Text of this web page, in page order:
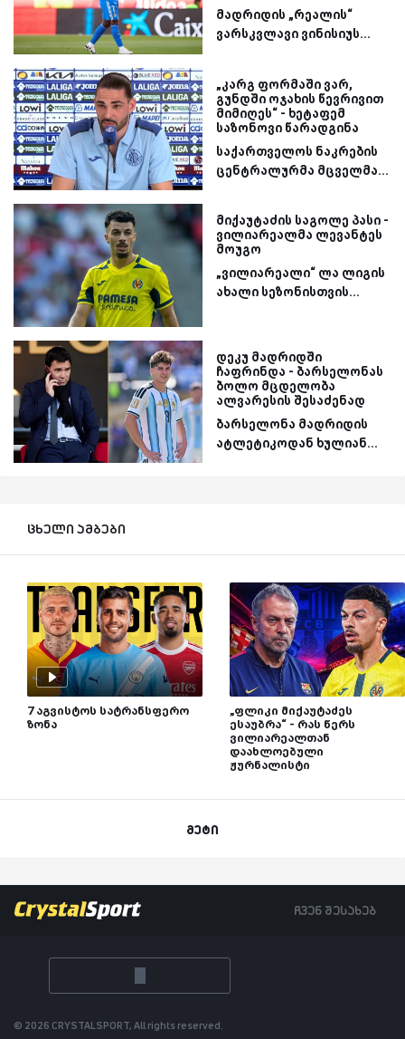
მადრიდის „რეალის“
ვარსკვლავი ვინისიუს...
„კარგ ფორმაში ვარ,
გუნდში ოჯახის წევრივით
მიმიღეს“ - ხეტაფემ
საზონოვი წარადგინა
საქართველოს ნაკრების
ცენტრალურმა მცველმა...
მიქაუტაძის საგოლე პასი -
ვილიარეალმა ლევანტეს
მოუგო
„ვილიარეალი“ ლა ლიგის
ახალი სეზონისთვის...
დეკუ მადრიდში
ჩაფრინდა - ბარსელონას
ბოლო მცდელობა
ალვარესის შესაძენად
ბარსელონა მადრიდის
ატლეტიკოდან ხულიან...
ცხელი ამბები
7 აგვისტოს სატრანსფერო
ზონა
„ფლიკი მიქაუტაძეს
ესაუბრა“ - რას წერს
ვილიარეალთან
დაახლოებული
ჟურნალისტი
მეტი
ჩვენ შესახებ
© 2026 CRYSTALSPORT, All rights reserved.